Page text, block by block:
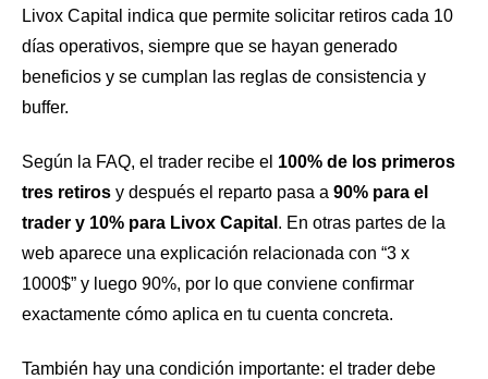
Livox Capital indica que permite solicitar retiros cada 10
días operativos, siempre que se hayan generado
beneficios y se cumplan las reglas de consistencia y
buffer.
Según la FAQ, el trader recibe el 100% de los primeros
tres retiros y después el reparto pasa a 90% para el
trader y 10% para Livox Capital . En otras partes de la
web aparece una explicación relacionada con “3 x
1000$” y luego 90%, por lo que conviene confirmar
exactamente cómo aplica en tu cuenta concreta.
También hay una condición importante: el trader debe